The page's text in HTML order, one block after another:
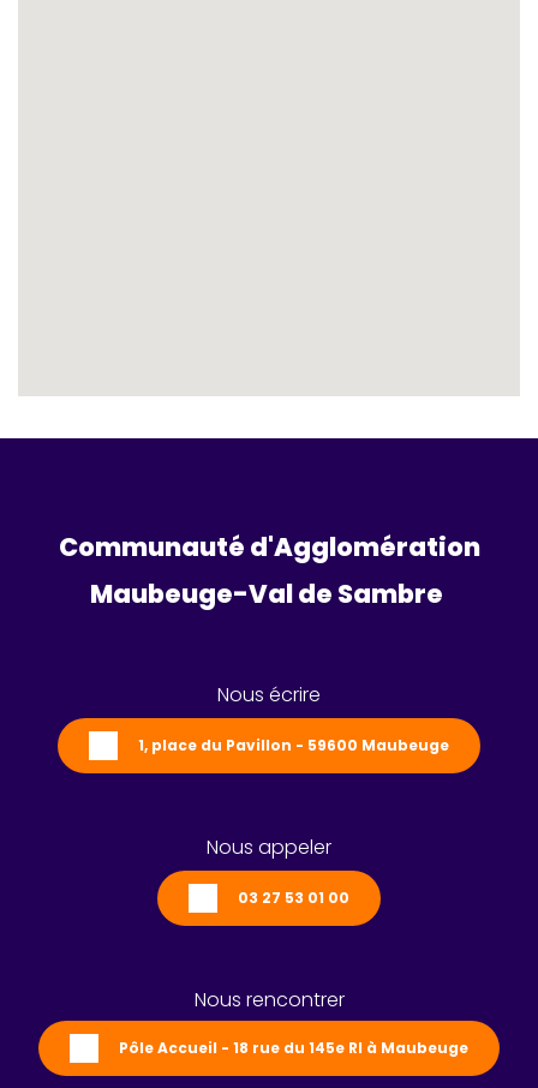
Communauté d'Agglomération
Maubeuge-Val de Sambre
Nous écrire
1, place du Pavillon - 59600 Maubeuge
Nous appeler
03 27 53 01 00
Nous rencontrer
Pôle Accueil - 18 rue du 145e RI à Maubeuge